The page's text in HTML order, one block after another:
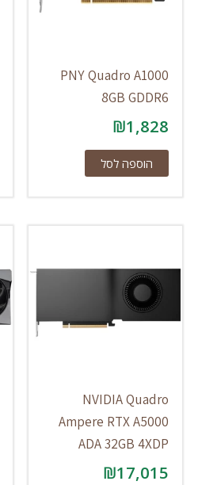
PNY Quadro A1000
8GB GDDR6
₪1,828
הוספה לסל
NVIDIA Quadro
Ampere RTX A5000
ADA 32GB 4XDP
₪17,015